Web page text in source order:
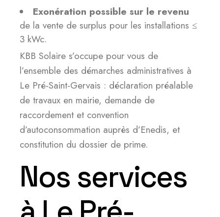
Exonération possible sur le revenu
de la vente de surplus pour les installations ≤
3 kWc.
KBB Solaire s’occupe pour vous de
l’ensemble des démarches administratives à
Le Pré-Saint-Gervais : déclaration préalable
de travaux en mairie, demande de
raccordement et convention
d’autoconsommation auprès d’Enedis, et
constitution du dossier de prime.
Nos services